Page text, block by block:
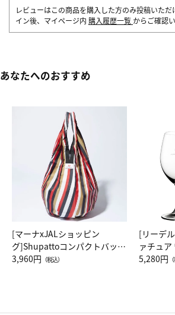
レビューはこの商品を購入した方のみ投稿いた
イン後、マイページ内 購入履歴一覧 からご確認
あなたへのおすすめ
[マーナxJALショッピン
グ]Shupattoコンパクトバッグ
Drop JAL客室乗務員（LC）ス
3,960円 （税込）
[リーデ
ァチュ
ト（レッ
5,280円